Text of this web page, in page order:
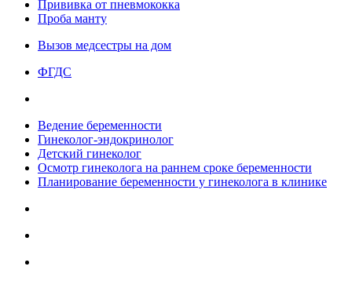
Прививка от пневмококка
Проба манту
Вызов медсестры на дом
ФГДС
Ведение беременности
Гинеколог-эндокринолог
Детский гинеколог
Осмотр гинеколога на раннем сроке беременности
Планирование беременности у гинеколога в клинике